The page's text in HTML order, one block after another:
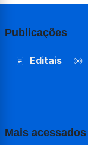
Publicações
Editais
Mais acessados